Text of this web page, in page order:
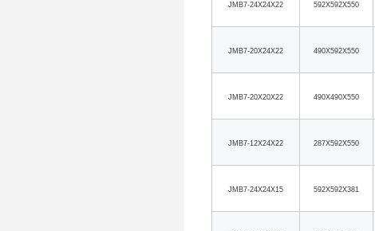
JMB7-24X24X22 592X592X550
JMB7-20X24X22 490X592X550
JMB7-20X20X22 490X490X550
JMB7-12X24X22 287X592X550
JMB7-24X24X15 592X592X381